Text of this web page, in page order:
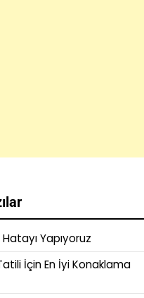
Yapıyoruz
İçin En İyi Konaklama